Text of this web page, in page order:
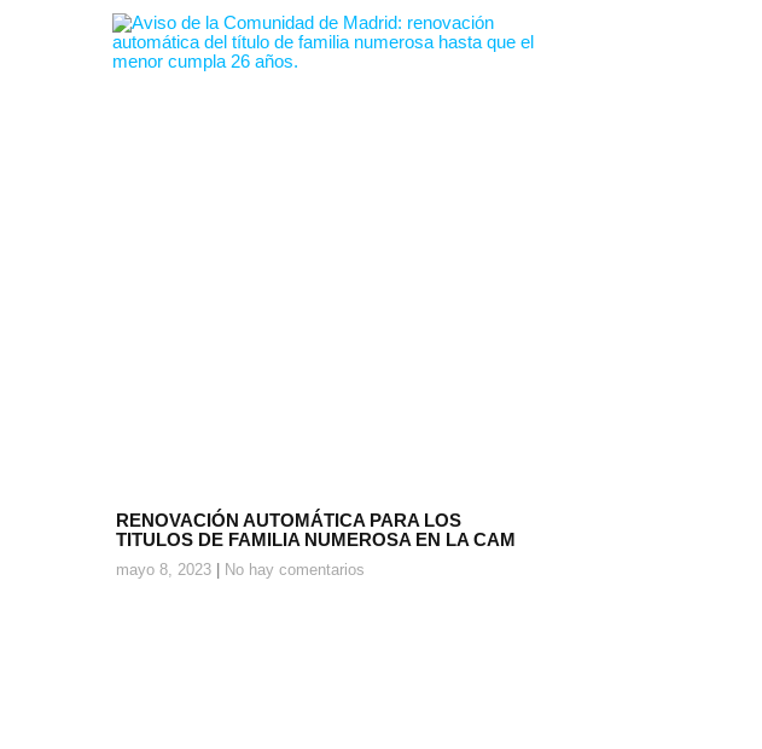
RENOVACIÓN AUTOMÁTICA PARA LOS
TITULOS DE FAMILIA NUMEROSA EN LA CAM
mayo 8, 2023 No hay comentarios